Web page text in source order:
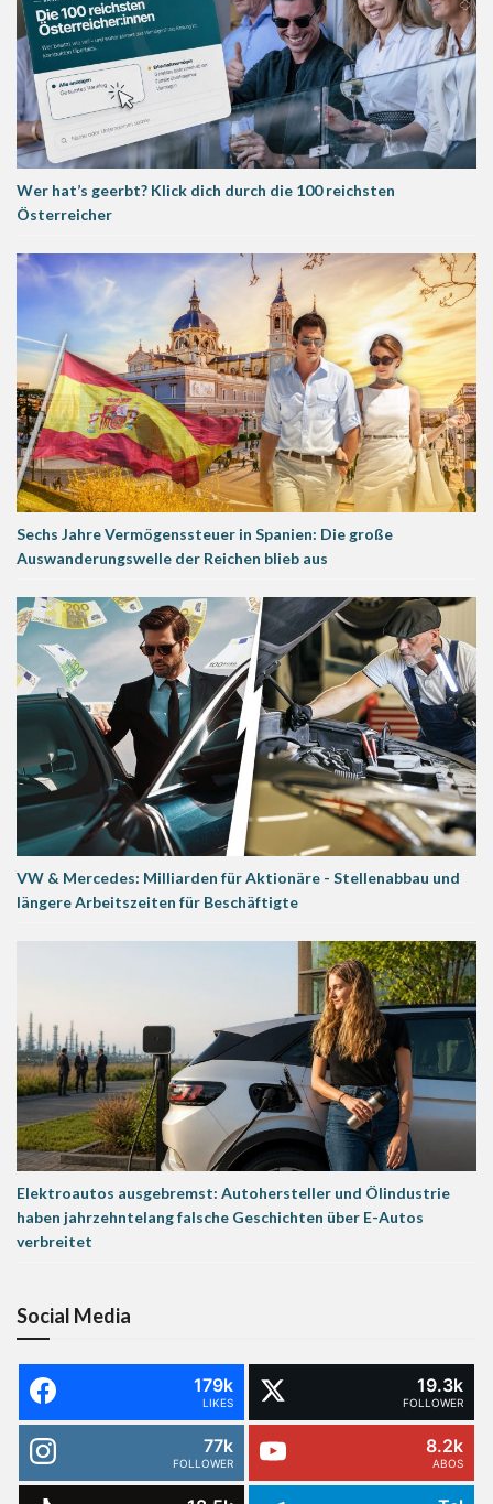
Wer hat’s geerbt? Klick dich durch die 100 reichsten
Österreicher
Sechs Jahre Vermögenssteuer in Spanien: Die große
Auswanderungswelle der Reichen blieb aus
VW & Mercedes: Milliarden für Aktionäre - Stellenabbau und
längere Arbeitszeiten für Beschäftigte
Elektroautos ausgebremst: Autohersteller und Ölindustrie
haben jahrzehntelang falsche Geschichten über E-Autos
verbreitet
Social Media
179k
LIKES
19.3k
FOLLOWER
77k
FOLLOWER
8.2k
ABOS